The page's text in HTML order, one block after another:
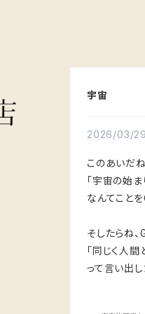
宇宙
2026/03/
このあいだね
「宇宙の始
なんてこと
そしたらね、
「同じく人間
って言い出し